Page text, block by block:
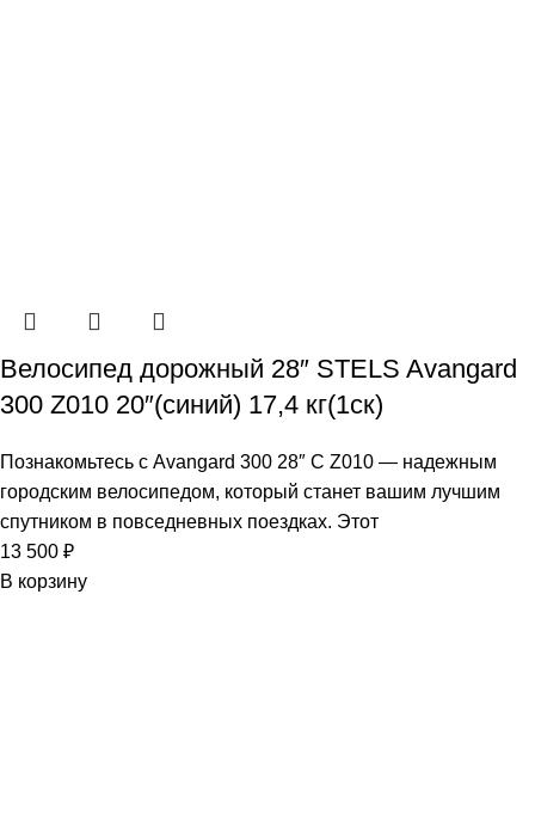
Велосипед дорожный 28″ STELS Avangard
300 Z010 20″(синий) 17,4 кг(1ск)
Познакомьтесь с Avangard 300 28″ C Z010 — надежным
городским велосипедом, который станет вашим лучшим
спутником в повседневных поездках. Этот
13 500 ₽
В корзину